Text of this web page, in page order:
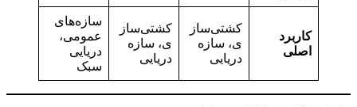
کاربرد
اصلی
کشتی‌ساز
ی، سازه
دریایی
کشتی‌ساز
ی، سازه
دریایی
سازه‌های
عمومی،
دریایی
سبک